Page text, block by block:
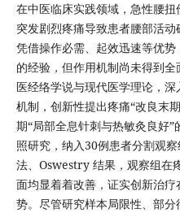
在中医临床实践领域，急性腰
突发剧烈疼痛导致患者腰部活
凭借操作必需、起效迅速等优
的经验，但作用机制尚未得到
医经络学说与现代医学理论，
机制，创新性提出疼痛“改良末
期“局部全息针刺与热敏灸良好
照研究，纳入30例患者分割观
法、Oswestry 结果，观察组在
面均显着着改善，证实创新治
势。尽管研究样本局限性、部